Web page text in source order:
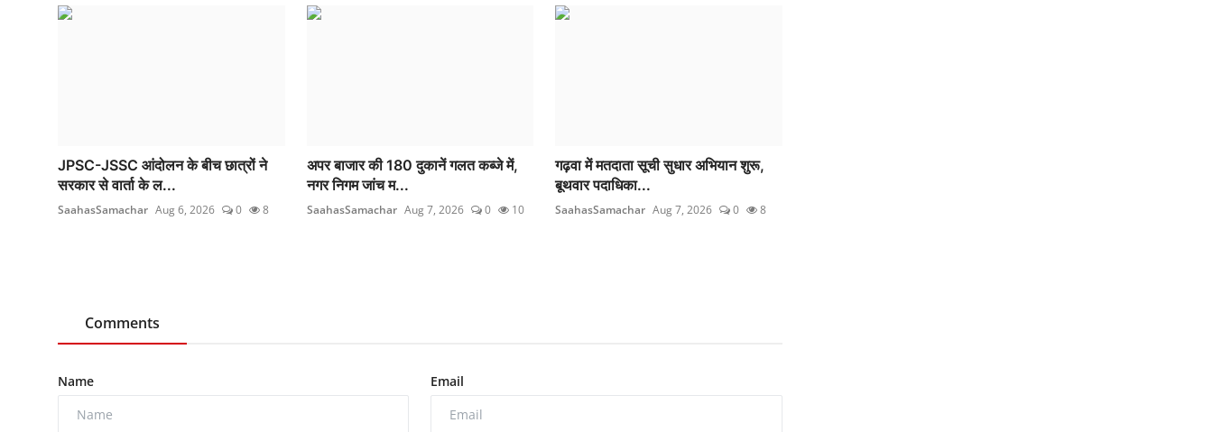
JPSC-JSSC आंदोलन के बीच छात्रों ने
सरकार से वार्ता के ल...
SaahasSamachar Aug 6, 2026 0 8
अपर बाजार की 180 दुकानें गलत कब्जे में,
नगर निगम जांच म...
SaahasSamachar Aug 7, 2026 0 10
गढ़वा में मतदाता सूची सुधार अभियान शुरू,
बूथवार पदाधिका...
SaahasSamachar Aug 7, 2026 0 8
Comments
Name Email